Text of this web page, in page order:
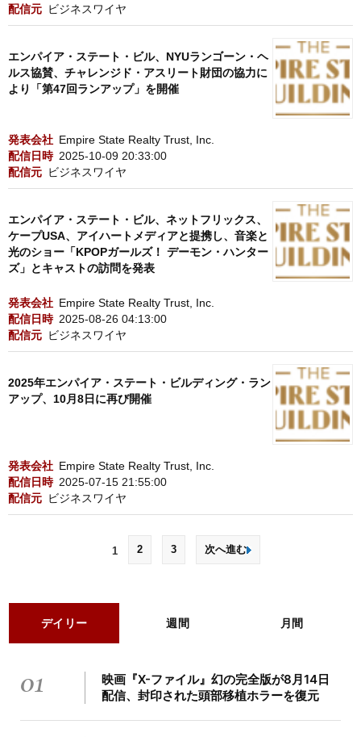
配信元 ビジネスワイヤ
エンパイア・ステート・ビル、NYUランゴーン・ヘ
ルス協賛、チャレンジド・アスリート財団の協力に
より「第47回ランアップ」を開催
発表会社 Empire State Realty Trust, Inc.
配信日時 2025-10-09 20:33:00
配信元 ビジネスワイヤ
エンパイア・ステート・ビル、ネットフリックス、
ケープUSA、アイハートメディアと提携し、音楽と
光のショー「KPOPガールズ！ デーモン・ハンター
ズ」とキャストの訪問を発表
発表会社 Empire State Realty Trust, Inc.
配信日時 2025-08-26 04:13:00
配信元 ビジネスワイヤ
2025年エンパイア・ステート・ビルディング・ラン
アップ、10月8日に再び開催
発表会社 Empire State Realty Trust, Inc.
配信日時 2025-07-15 21:55:00
配信元 ビジネスワイヤ
1 2 3 次へ進む
デイリー 週間 月間
01
映画『X-ファイル』幻の完全版が8月14日
配信、封印された頭部移植ホラーを復元